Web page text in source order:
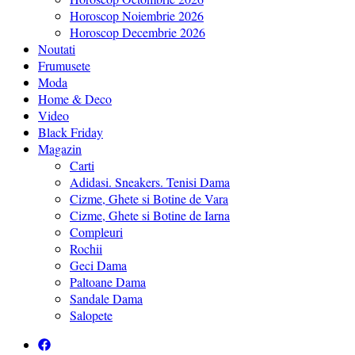
Horoscop Noiembrie 2026
Horoscop Decembrie 2026
Noutati
Frumusete
Moda
Home & Deco
Video
Black Friday
Magazin
Carti
Adidasi. Sneakers. Tenisi Dama
Cizme, Ghete si Botine de Vara
Cizme, Ghete si Botine de Iarna
Compleuri
Rochii
Geci Dama
Paltoane Dama
Sandale Dama
Salopete